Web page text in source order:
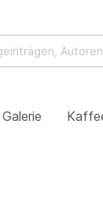
Galerie